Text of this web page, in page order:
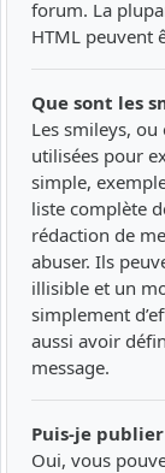
forum. La
HTML peuvent
Que sont les
Les smileys,
utilisées pour
simple,
liste complète
rédaction de
abuser. Ils
illisible et un
simplement
aussi avoir
message.
Puis-je
Oui, vous